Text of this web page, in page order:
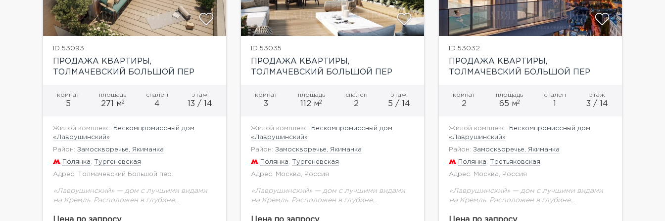
ID 53093
ПРОДАЖА КВАРТИРЫ,
ТОЛМАЧЕВСКИЙ БОЛЬШОЙ ПЕР
комнат
5
площадь
271 м2
спален
4
этаж
13 / 14
Жилой комплекс:
Бескомпромиссный дом
«Лаврушинский»
Район: Замоскворечье, Якиманка
Полянка Тургеневская
Адрес: Толмачевский Большой пер.
«Лаврушинский» — дом с лучшими видами
на Кремль. Расположен в глубине
ручьём, детской площадкой. Это дарит
ID 53035
ПРОДАЖА КВАРТИРЫ,
ТОЛМАЧЕВСКИЙ БОЛЬШОЙ ПЕР
комнат
3
площадь
112 м2
спален
2
этаж
5 / 14
Жилой комплекс:
Бескомпромиссный дом
«Лаврушинский»
Район: Замоскворечье, Якиманка
Полянка Тургеневская
Адрес: Москва, Россия
«Лаврушинский» — дом с лучшими видами
на Кремль. Расположен в глубине
ручьём, детской площадкой. Это дарит
ID 53032
ПРОДАЖА КВАРТИРЫ,
ТОЛМАЧЕВСКИЙ БОЛЬШОЙ ПЕР
комнат
2
площадь
65 м2
спален этаж
3 / 14
Жилой комплекс:
Бескомпромиссный дом
«Лаврушинский»
Район: Замоскворечье, Якиманка
Полянка Третьяковская
Адрес: Москва, Россия
«Лаврушинский» — дом с лучшими видами
на Кремль. Расположен в глубине
ручьём, детской площадкой. Это дарит